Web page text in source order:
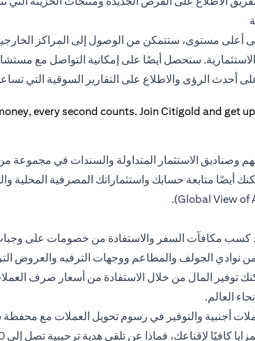
أعلى مستوى، ستتمكن من الوصول إلى المراكز
ستحصل أيضًا على إمكانية التواصل مع
أحدث الرؤى والاطلاع على التقارير السوقية التي
وصناديق الاستثمار المتداولة والسندات في مجموعة
أيضًا متابعة حسابك واستثماراتك المصرفية المحلية
كسب مكافآت السفر والاستفادة من خصومات على
نوادي الجولف والمطاعم ووجهات الترفيه والعروض
المال من خلال الاستفادة من أسعار صرف العملات
العالم.